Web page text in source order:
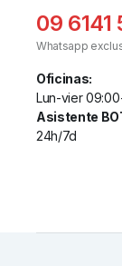
09 6141
Whatsapp
Oficinas:
Lun-vier
Asistente
24h/7d